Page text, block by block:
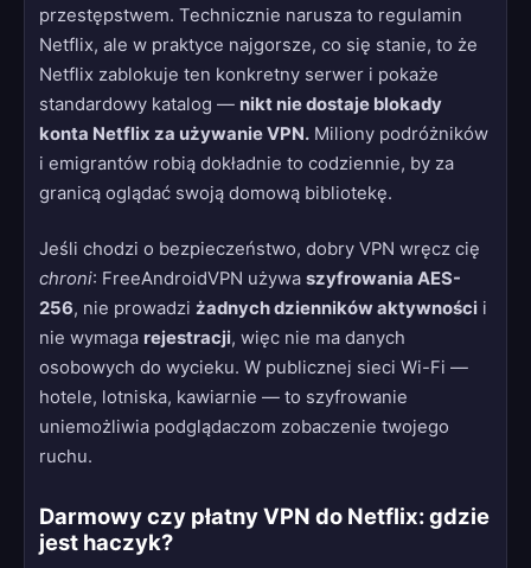
przestępstwem. Technicznie narusza to regulamin
Netflix, ale w praktyce najgorsze, co się stanie, to że
Netflix zablokuje ten konkretny serwer i pokaże
standardowy katalog — nikt nie dostaje blokady
konta Netflix za używanie VPN. Miliony podróżników
i emigrantów robią dokładnie to codziennie, by za
granicą oglądać swoją domową bibliotekę.
Jeśli chodzi o bezpieczeństwo, dobry VPN wręcz cię
chroni: FreeAndroidVPN używa szyfrowania AES-
256, nie prowadzi żadnych dzienników aktywności i
nie wymaga rejestracji, więc nie ma danych
osobowych do wycieku. W publicznej sieci Wi-Fi —
hotele, lotniska, kawiarnie — to szyfrowanie
uniemożliwia podglądaczom zobaczenie twojego
ruchu.
Darmowy czy płatny VPN do Netflix: gdzie
jest haczyk?